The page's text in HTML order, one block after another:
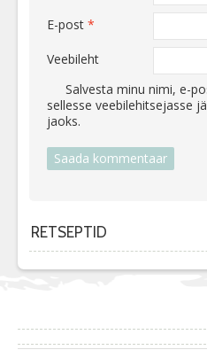
E-post *
Veebileht
Salvesta minu nimi, e-
sellesse veebilehitsejasse
jaoks.
RETSEPTID